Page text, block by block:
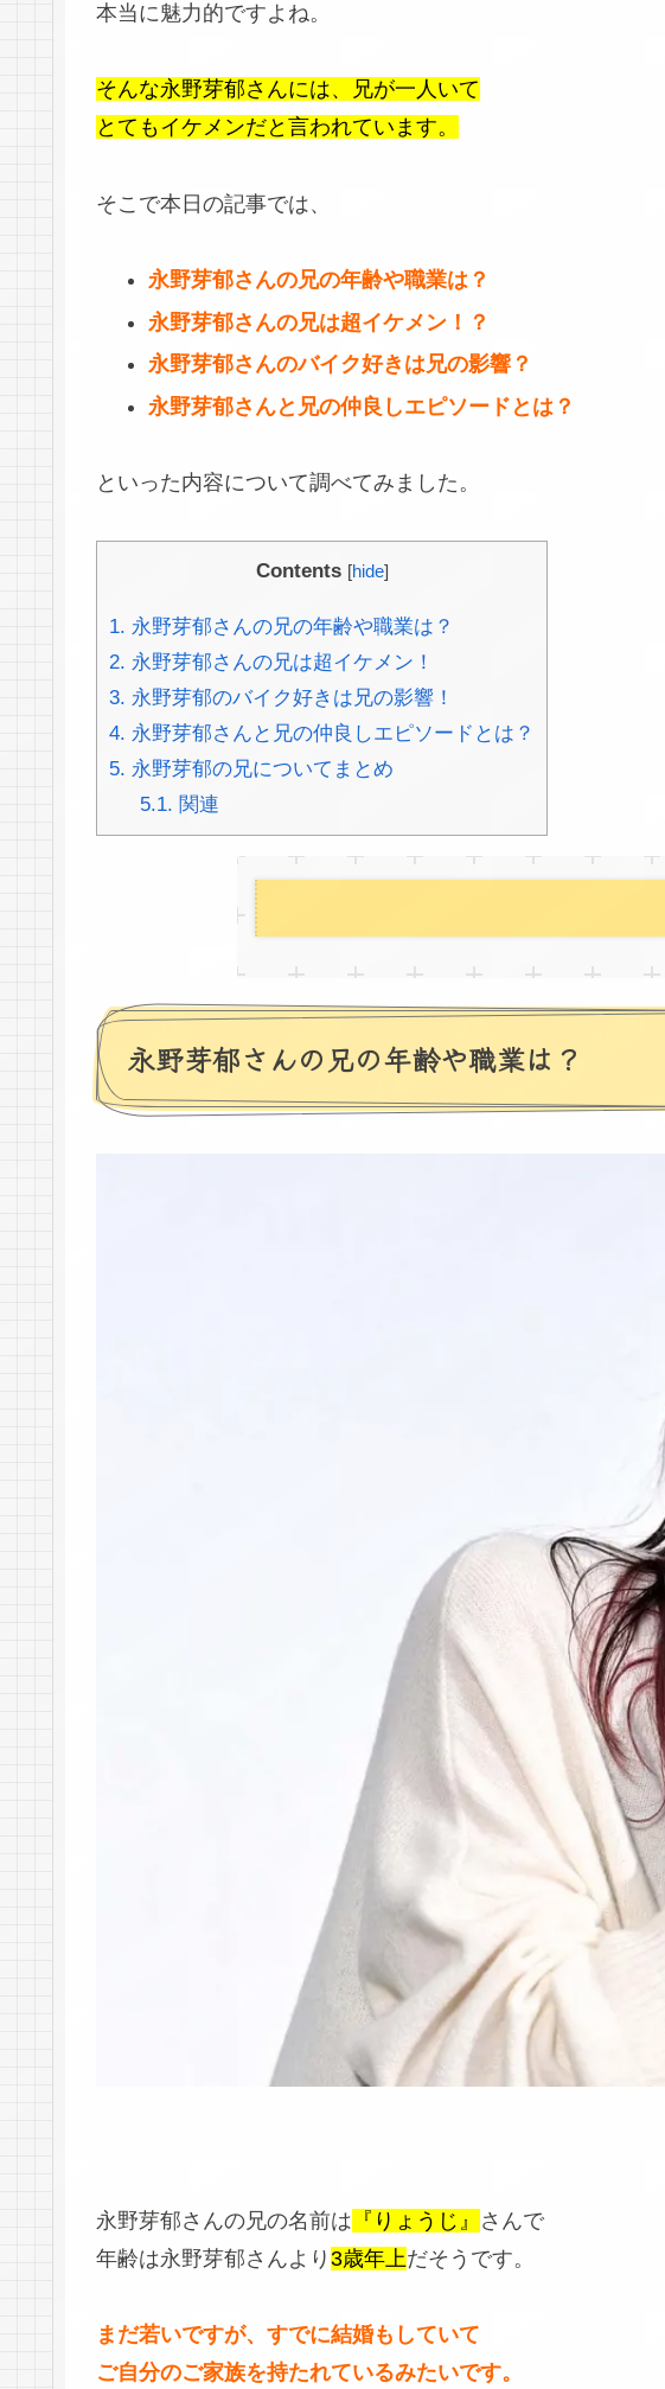
本当に魅力的ですよね。
そんな永野芽郁さんには、兄が一人いて
とてもイケメンだと言われています。
そこで本日の記事では、
永野芽郁さんの兄の年齢や職業は？
永野芽郁さんの兄は超イケメン！？
永野芽郁さんのバイク好きは兄の影響？
永野芽郁さんと兄の仲良しエピソードとは？
といった内容について調べてみました。
Contents [hide]
1. 永野芽郁さんの兄の年齢や職業は？
2. 永野芽郁さんの兄は超イケメン！
3. 永野芽郁のバイク好きは兄の影響！
4. 永野芽郁さんと兄の仲良しエピソードとは？
5. 永野芽郁の兄についてまとめ
5.1. 関連
永野芽郁さんの兄の年齢や職業は？
永野芽郁さんの兄の名前は 『りょうじ』 さんで
年齢は永野芽郁さんより 3歳年上だそうです。
まだ若いですが、すでに結婚もしていて
ご自分のご家族を持たれているみたいです。